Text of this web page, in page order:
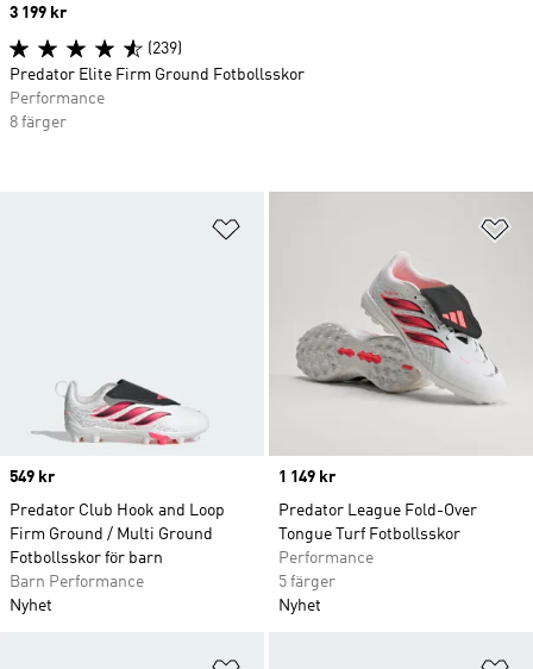
Price
549 kr
Predator Club Hook and Loop
Firm Ground / Multi Ground
Fotbollsskor för barn
Barn Performance
Nyhet
Price
1 149 kr
Predator League Fold-Over
Tongue Turf Fotbollsskor
Performance
5 färger
Nyhet
Price
3 199 kr
(239)
Predator Elite Firm Ground Fotbollsskor
Performance
8 färger